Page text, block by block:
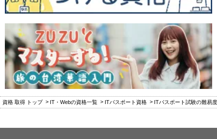
資格 取得 トップ IT・Webの資格一覧 ITパスポート資格 ITパスポート試験の難易